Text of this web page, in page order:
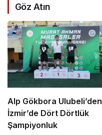
Göz Atın
Alp Gökbora Ulubeli’den
İzmir’de Dört Dörtlük
Şampiyonluk